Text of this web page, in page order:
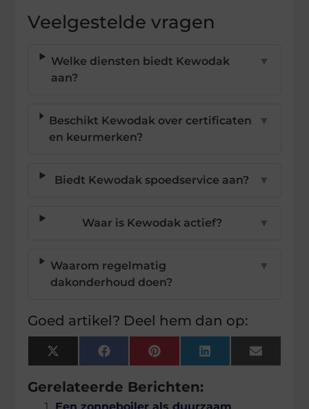
Veelgestelde vragen
Welke diensten biedt Kewodak
aan?
▼
Beschikt Kewodak over certificaten
en keurmerken?
▼
Biedt Kewodak spoedservice aan? ▼
Waar is Kewodak actief? ▼
Waarom regelmatig
dakonderhoud doen?
▼
Goed artikel? Deel hem dan op:
X
(Twitter)
FacebookPinterestLinkedInEmail
Gerelateerde Berichten:
Een zonneboiler als duurzaam